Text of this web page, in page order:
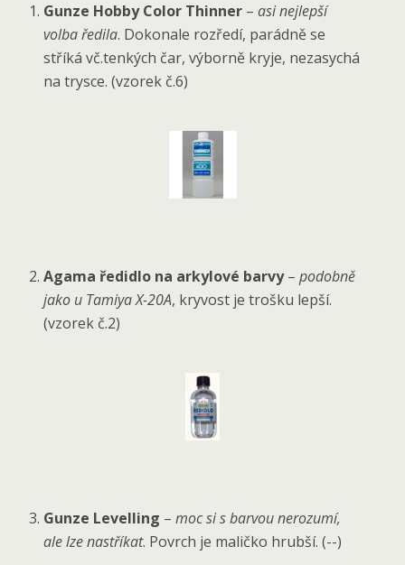
Gunze Hobby Color Thinner –asi nejlepší
volba ředila. Dokonale rozředí, parádně se
stříká vč.tenkých čar, výborně kryje, nezasychá
na trysce. (vzorek č.6)
Agama ředidlo na arkylové barvy–podobně
jako u Tamiya X-20A, kryvost je trošku lepší.
(vzorek č.2)
Gunze Levelling –moc si s barvou nerozumí,
ale lze nastříkat. Povrch je maličko hrubší. (--)